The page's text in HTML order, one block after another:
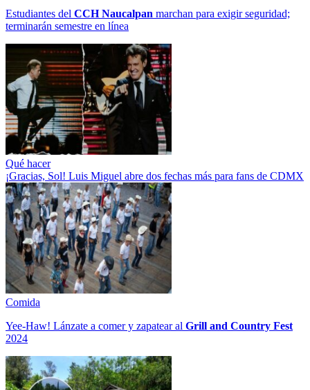
Estudiantes del CCH Naucalpan marchan para exigir seguridad;
terminarán semestre en línea
Qué hacer
¡Gracias, Sol! Luis Miguel abre dos fechas más para fans de CDMX
Comida
Yee-Haw! Lánzate a comer y zapatear al Grill and Country Fest
2024